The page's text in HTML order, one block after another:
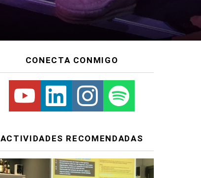
CONECTA CONMIGO
Youtube Linkedin Instagram Spotify
ACTIVIDADES RECOMENDADAS